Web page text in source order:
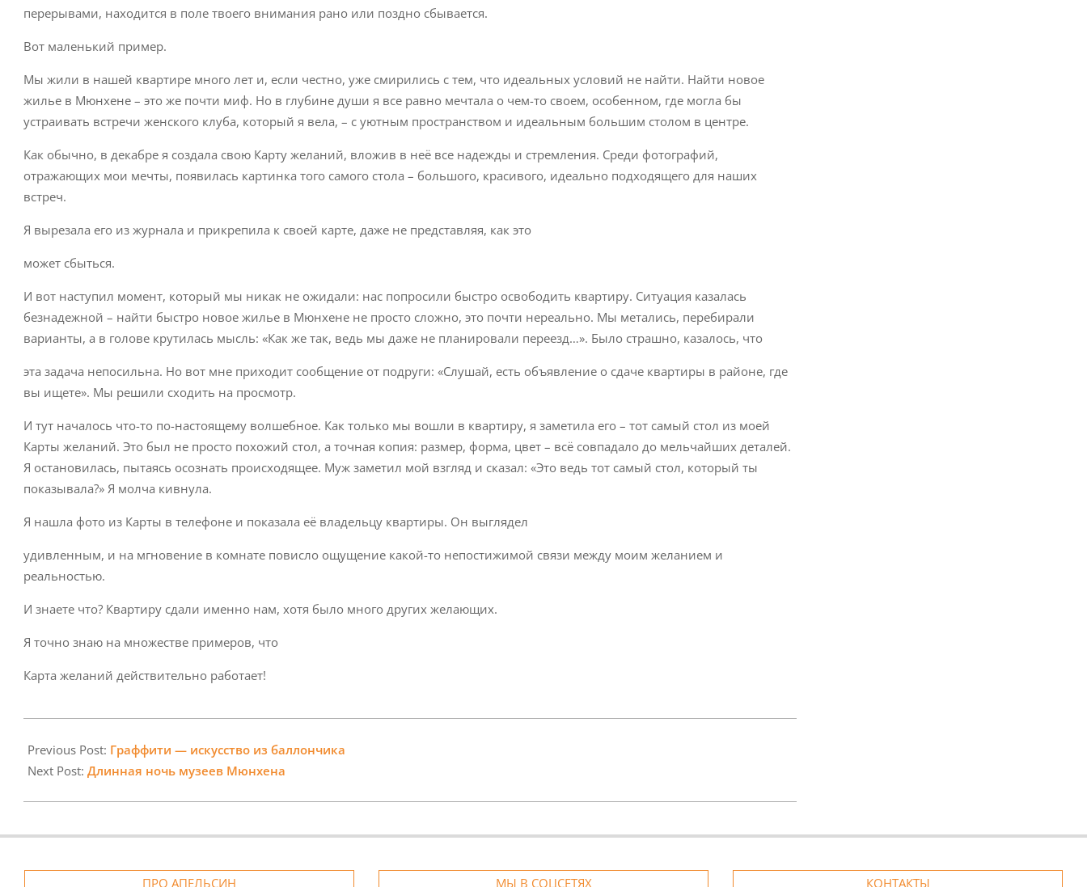
перерывами, находится в поле твоего внимания рано или поздно сбывается.
Вот маленький пример.
Мы жили в нашей квартире много лет и, если честно, уже смирились с тем, что идеальных условий не найти. Найти новое
жилье в Мюнхене – это же почти миф. Но в глубине души я все равно мечтала о чем-то своем, особенном, где могла бы
устраивать встречи женского клуба, который я вела, – с уютным пространством и идеальным большим столом в центре.
Как обычно, в декабре я создала свою Карту желаний, вложив в неё все надежды и стремления. Среди фотографий,
отражающих мои мечты, появилась картинка того самого стола – большого, красивого, идеально подходящего для наших
встреч.
Я вырезала его из журнала и прикрепила к своей карте, даже не представляя, как это
может сбыться.
И вот наступил момент, который мы никак не ожидали: нас попросили быстро освободить квартиру. Ситуация казалась
безнадежной – найти быстро новое жилье в Мюнхене не просто сложно, это почти нереально. Мы метались, перебирали
варианты, а в голове крутилась мысль: «Как же так, ведь мы даже не планировали переезд…». Было страшно, казалось, что
эта задача непосильна. Но вот мне приходит сообщение от подруги: «Слушай, есть объявление о сдаче квартиры в районе, где
вы ищете». Мы решили сходить на просмотр.
И тут началось что-то по-настоящему волшебное. Как только мы вошли в квартиру, я заметила его – тот самый стол из моей
Карты желаний. Это был не просто похожий стол, а точная копия: размер, форма, цвет – всё совпадало до мельчайших деталей.
Я остановилась, пытаясь осознать происходящее. Муж заметил мой взгляд и сказал: «Это ведь тот самый стол, который ты
показывала?» Я молча кивнула.
Я нашла фото из Карты в телефоне и показала её владельцу квартиры. Он выглядел
удивленным, и на мгновение в комнате повисло ощущение какой-то непостижимой связи между моим желанием и
реальностью.
И знаете что? Квартиру сдали именно нам, хотя было много других желающих.
Я точно знаю на множестве примеров, что
Карта желаний действительно работает!
10-
01
Previous Post: Граффити — искусство из баллончика
Next Post: Длинная ночь музеев Мюнхена
ПРО АПЕЛЬСИН МЫ В СОЦСЕТЯХ КОНТАКТЫ